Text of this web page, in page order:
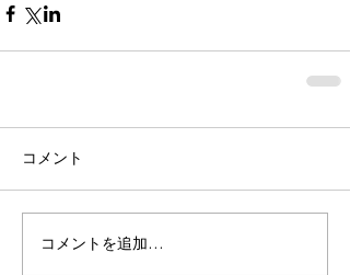
コメント
コメントを追加…